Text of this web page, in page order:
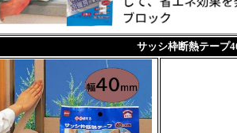
サッシ枠断熱テープ